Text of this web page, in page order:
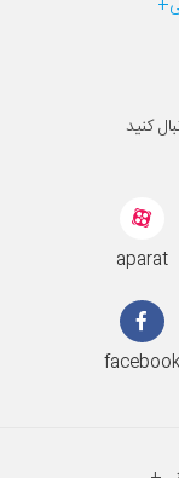
کنید
aparat
facebook